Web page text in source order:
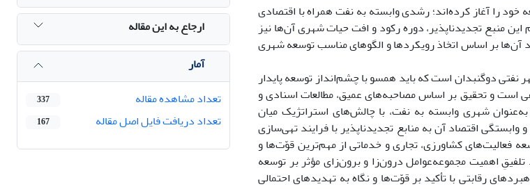
را آغاز ‌کرده‌اند؛ رشدی وابسته به نفت همراه با اقتصادی
منبع تجدید‌ناپذیر، دوره رکود و افت حیات شهری آن‌ها نیز
آن‌ها بر اساس اتخاذ رویکردها و الگوهای مناسب توسعه شهری
دوگنبدان است که باید همسو با چشم‌انداز توسعه پایدار
است و تحقیق بر اساس مصاحبه‌های عمیق، مطالعات اسنادی و
شهری وابسته به نفت، با چالش‌های استراتژیک میان
اقتصاد آن به منابع تجدید‌ناپذیر با فرایند تهی‌سازی
فعالیت‌های کشاورزی، تجاری و خدماتی از مهم‌ترین قوّت‌ها و
اهمیت مجموعه‌عوامل درون‌زا و برون‌زای مؤثر بر توسعه
رقابتی با تأکید بر قوّت‌ها و نگاه به تهدید‌های احتمالی
ارجاع به این مقاله
آمار
تعداد مشاهده مقاله
337
تعداد دریافت فایل اصل مقاله 167